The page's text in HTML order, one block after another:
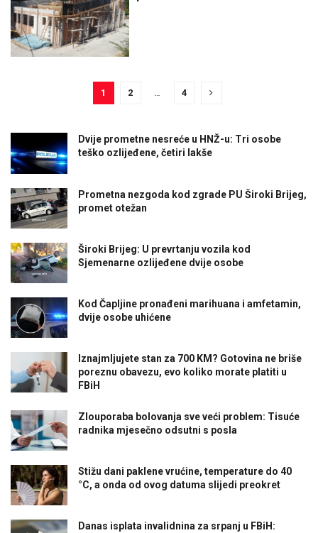
1 2 … 4
Dvije prometne nesreće u HNŽ-u: Tri osobe
teško ozlijeđene, četiri lakše
Prometna nezgoda kod zgrade PU Široki Brijeg,
promet otežan
Široki Brijeg: U prevrtanju vozila kod
Sjemenarne ozlijeđene dvije osobe
Kod Čapljine pronađeni marihuana i amfetamin,
dvije osobe uhićene
Iznajmljujete stan za 700 KM? Gotovina ne briše
poreznu obavezu, evo koliko morate platiti u
FBiH
Zlouporaba bolovanja sve veći problem: Tisuće
radnika mjesečno odsutni s posla
Stižu dani paklene vrućine, temperature do 40
°C, a onda od ovog datuma slijedi preokret
Danas isplata invalidnina za srpanj u FBiH: